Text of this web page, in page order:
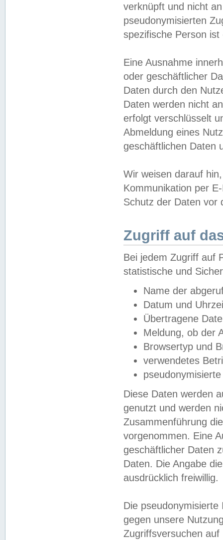
verknüpft und nicht
pseudonymisierten
spezifische Person
Eine Ausnahme
oder geschäftlicher
Daten durch den
Daten werden nicht
erfolgt verschlüsselt
Abmeldung eines
geschäftlichen Daten
Wir weisen darauf
Kommunikation per
Schutz der Daten vor
Zugriff auf
Bei jedem Zugriff auf
statistische und
Name der
Datum und
Übertragene
Meldung, ob der
Browsertyp und
verwendetes
Diese Daten werden
genutzt und werden
Zusammenführung
vorgenommen. Eine
geschäftlicher Daten
Daten. Die Angabe
ausdrücklich freiwillig.
Die
gegen unsere
Zugriffsversuchen